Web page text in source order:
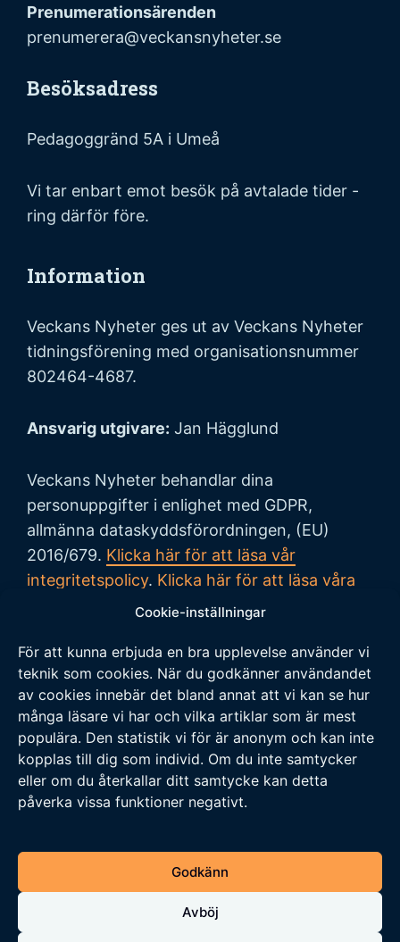
Cookie-inställningar
För att kunna erbjuda en bra upplevelse använder vi
teknik som cookies. När du godkänner användandet
av cookies innebär det bland annat att vi kan se hur
många läsare vi har och vilka artiklar som är mest
populära. Den statistik vi för är anonym och kan inte
kopplas till dig som individ. Om du inte samtycker
eller om du återkallar ditt samtycke kan detta
påverka vissa funktioner negativt.
Godkänn
Avböj
Prenumerationsärenden
prenumerera@veckansnyheter.se
Besöksadress
Pedagoggränd 5A i Umeå
Vi tar enbart emot besök på avtalade tider -
ring därför före.
Information
Veckans Nyheter ges ut av Veckans Nyheter
tidningsförening med organisationsnummer
802464-4687.
Ansvarig utgivare: Jan Hägglund
Veckans Nyheter behandlar dina
personuppgifter i enlighet med GDPR,
allmänna dataskyddsförordningen, (EU)
2016/679. Klicka här för att läsa vår
integritetspolicy. Klicka här för att läsa våra
allmänna villkor vid köp.
Tipsa oss
Vi tar tacksamt emot tips på nyheter och
händelser som vi borde skriva om. Skicka ditt
tips till följande adress:
tipsa@veckansnyheter.se
https://umebladet.se
https://arbetarpartiet.se